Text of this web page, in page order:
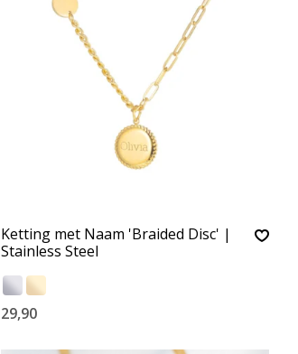
Ketting met Naam 'Braided Disc' |
Stainless Steel
29,90